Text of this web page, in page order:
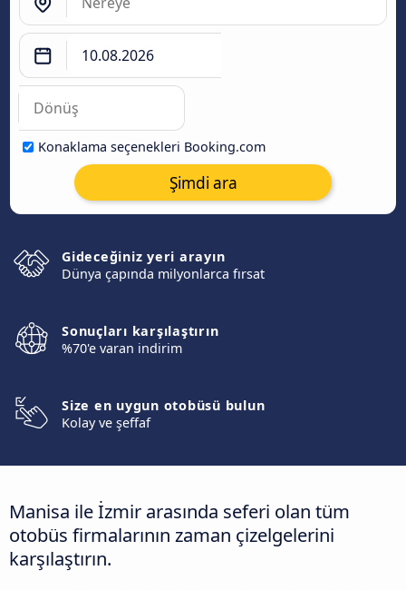
Konaklama seçenekleri Booking.com
Şimdi ara
Gideceğiniz yeri arayın
Dünya çapında milyonlarca fırsat
Sonuçları karşılaştırın
%70'e varan indirim
Size en uygun otobüsü bulun
Kolay ve şeffaf
Manisa ile İzmir arasında seferi olan tüm
otobüs firmalarının zaman çizelgelerini
karşılaştırın.